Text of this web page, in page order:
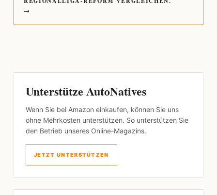
→
Unterstütze AutoNatives
Wenn Sie bei Amazon einkaufen, können Sie uns
ohne Mehrkosten unterstützen. So unterstützen Sie
den Betrieb unseres Online-Magazins.
JETZT UNTERSTÜTZEN